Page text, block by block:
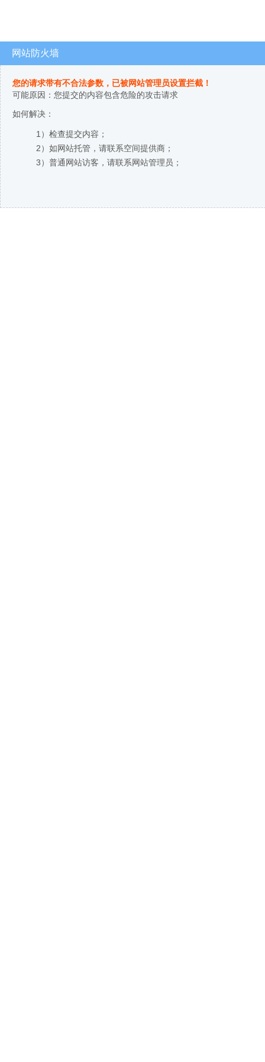
网站防火墙
您的请求带有不合法参数，已被网站管理员设置拦截！
可能原因：您提交的内容包含危险的攻击请求
如何解决：
1）检查提交内容；
2）如网站托管，请联系空间提供商；
3）普通网站访客，请联系网站管理员；